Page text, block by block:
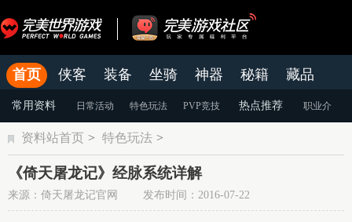
首页 侠客 装备 坐骑 神器 秘籍
藏品
结婚
官网 论坛 老虎游戏APP
常用资料 日常活动 特色玩法 PVP竞技 热点推荐 职业介
绍 装备强化 游戏攻略
资料站首页 > 特色玩法 >
《倚天屠龙记》经脉系统详解
来源：倚天屠龙记官网 发布时间：2016-07-22